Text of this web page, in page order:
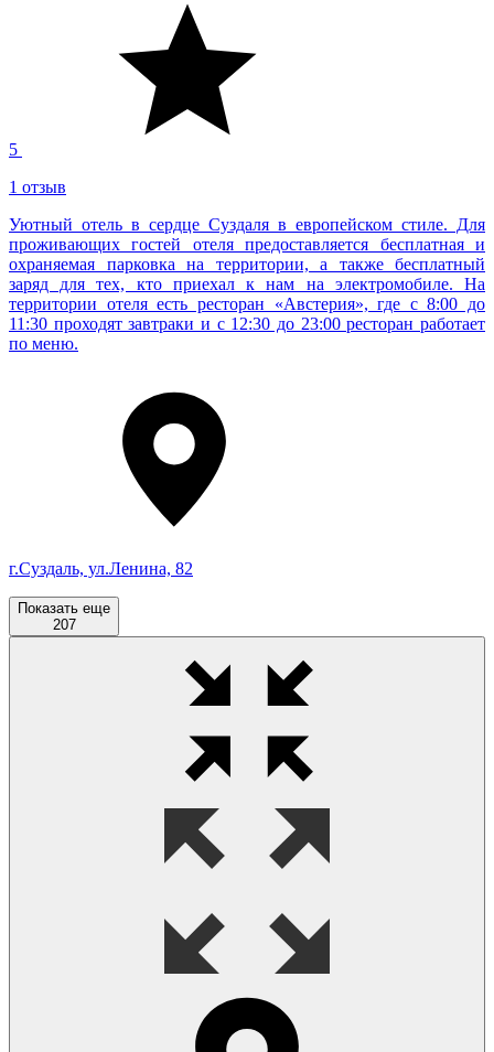
5
1 отзыв
Уютный отель в сердце Суздаля в европейском стиле. Для
проживающих гостей отеля предоставляется бесплатная и
охраняемая парковка на территории, а также бесплатный
заряд для тех, кто приехал к нам на электромобиле. На
территории отеля есть ресторан «Австерия», где с 8:00 до
11:30 проходят завтраки и с 12:30 до 23:00 ресторан работает
по меню.
г.Суздаль, ул.Ленина, 82
Показать еще
207